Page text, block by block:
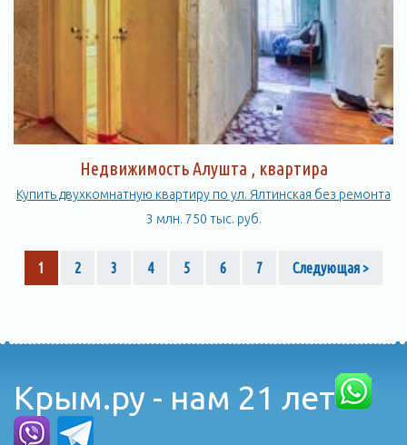
Недвижимость Алушта , квартира
Купить двухкомнатную квартиру по ул. Ялтинская без ремонта
3 млн. 750 тыс. руб.
1 2 3 4 5 6 7 Следующая >
Крым.ру - нам 21 лет